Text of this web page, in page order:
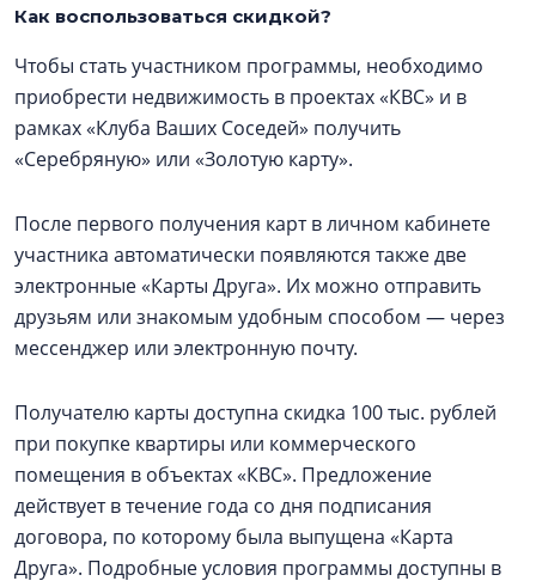
Как воспользоваться скидкой?
Чтобы стать участником программы, необходимо
приобрести недвижимость в проектах «КВС» и в
рамках «Клуба Ваших Соседей» получить
«Серебряную» или «Золотую карту».
После первого получения карт в личном кабинете
участника автоматически появляются также две
электронные «Карты Друга». Их можно отправить
друзьям или знакомым удобным способом — через
мессенджер или электронную почту.
Получателю карты доступна скидка 100 тыс. рублей
при покупке квартиры или коммерческого
помещения в объектах «КВС». Предложение
действует в течение года со дня подписания
договора, по которому была выпущена «Карта
Друга». Подробные условия программы доступны в